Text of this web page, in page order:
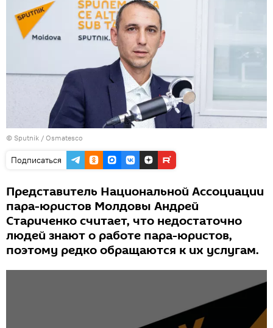
© Sputnik / Osmatesco
Подписаться
Представитель Национальной Ассоциации
пара-юристов Молдовы Андрей
Стариченко считает, что недостаточно
людей знают о работе пара-юристов,
поэтому редко обращаются к их услугам.